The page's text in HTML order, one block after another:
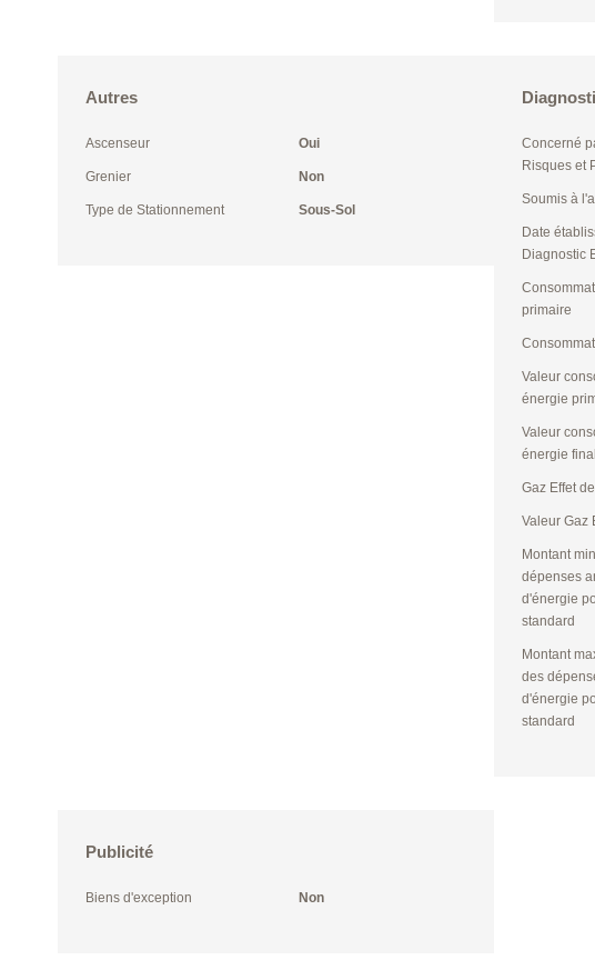
Autres
Ascenseur Oui
Grenier Non
Type de Stationnement Sous-Sol
Concerné
Risques et
Soumis à
Date
Diagnostic
primaire
Valeur
énergie
Valeur
énergie
Gaz Effet
Valeur Gaz
Montant
dépenses
d'énergie
standard
Montant
des
d'énergie
standard
Publicité
Biens d'exception Non